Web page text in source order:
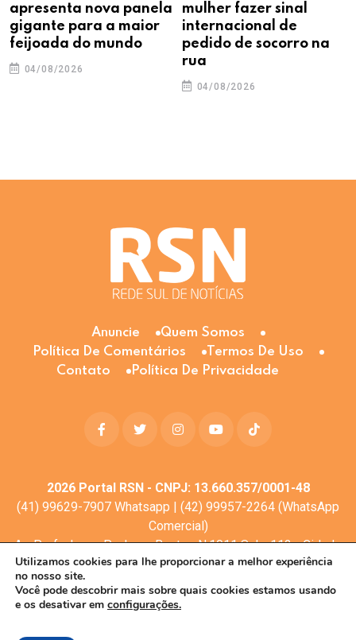
apresenta nova panela
gigante para a maior
feijoada do mundo
04/08/2026
mulher fazer sinal
internacional de
pedido de socorro na
rua
04/08/2026
Anuncie
Quem Somos
Política De Comentários
Termos De Uso
Contato
Política De Privacidade
2026Portal RSN - CNPJ: 13.660.357/0001-48
(41) 99629-7907 Whatsapp | (42) 99957-2264 (WhatsApp
Comercial)
Av. Profa. Laura Pacheco Bastos N:1011 Sala: 112 - Cidade
dos Lagos, Guarapuava - PR, 85053-525
© Todos os direitos reservados
Utilizamos cookies para lhe proporcionar a melhor experiência
no nosso site.
Você pode descobrir mais sobre quais cookies estamos usando
e os desativar em configurações.